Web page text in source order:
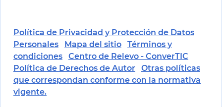
Política de Privacidad y Protección de Datos
Personales
Mapa del sitio
Términos y
condiciones
Centro de Relevo - ConverTIC
Política de Derechos de Autor
Otras políticas
que correspondan conforme con la normativa
vigente.